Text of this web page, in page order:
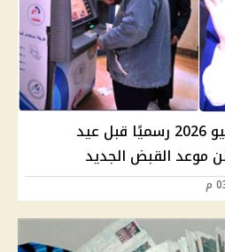
تبكير صرف معاشات يونيو 2026 رسميًا قبل عيد
موعد القبض الجديد